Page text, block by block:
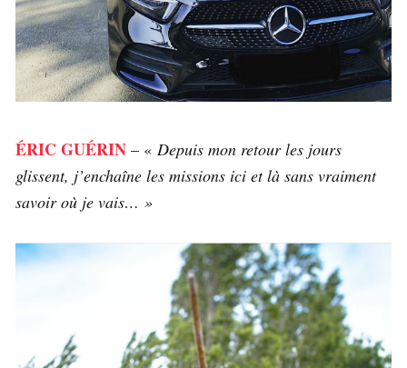
ÉRIC GUÉRIN – « Depuis mon retour les jours
glissent, j’enchaîne les missions ici et là sans vraiment
savoir où je vais… »